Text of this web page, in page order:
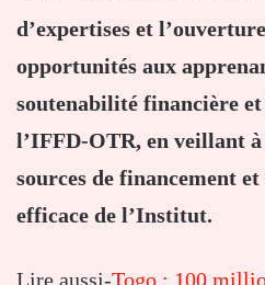
d’expertises et
opportunités aux
soutenabilité financière
l’IFFD-OTR, en veillant
sources de financement
efficace de l’Institut.
Lire aussi-Togo : 100